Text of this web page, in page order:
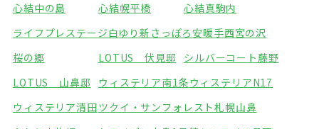
心結中の島
心結幌平橋
心結真駒内
ライフプレステージ白ゆり新さっぽろ安暖手西宮の沢
桜の郷
LOTUS 伏見邸
シルバーコート藤野
LOTUS 山鼻邸
ウィステリア南1条 ウィステリアN17
ウィステリア清田ツクイ・サンフォレスト札幌山鼻